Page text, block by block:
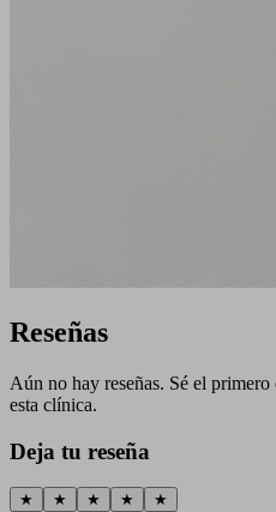
Reseñas
Aún no hay reseñas. Sé el
esta clínica.
Deja tu reseña
★ ★ ★ ★ ★